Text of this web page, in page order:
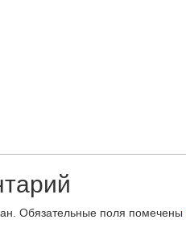
Обязательные поля помечены